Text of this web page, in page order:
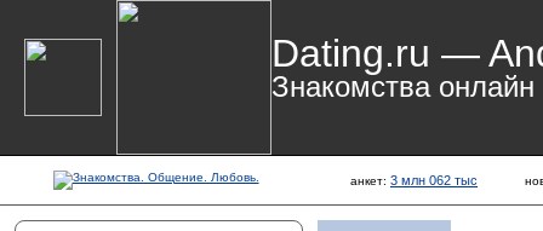
Dating.ru —
Знакомства онлайн
анкет: 3 млн 062 тыс